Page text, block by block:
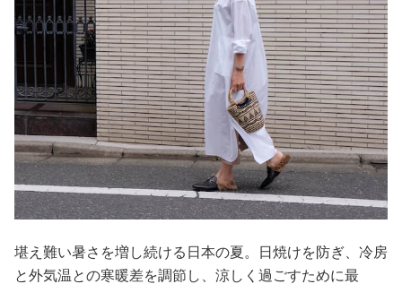
堪え難い暑さを増し続ける日本の夏。日焼けを防ぎ、冷房
と外気温との寒暖差を調節し、涼しく過ごすために最